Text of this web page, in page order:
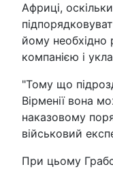
Африці,
йому необхідно
компанією і
"Тому що
Вірменії вона
наказовому
військовий
При цьому